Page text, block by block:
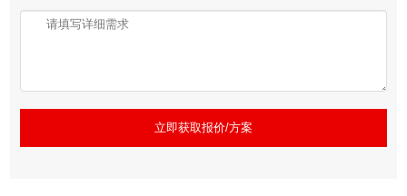
立即获取报价/方案